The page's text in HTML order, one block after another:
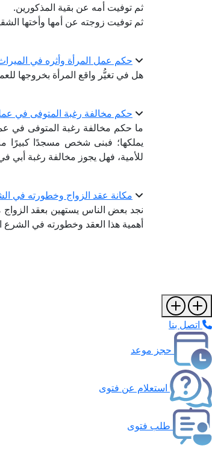
ثم توفيت أمه عن بقية المذكورين.
ثم توفيت زوجته عن أمها وأختها
حكم عمل المرأة وأثره في
هل في تغيُّر واقع المرأة بخروجها
حكم مخالفة رغبة المتوفى في
ما حكم مخالفة رغبة المتوفى في
يملكها؛ فبنى شخص مسجدًا كبيرًا
للأمية، فهل يجوز مخالفة رغبة أبي
مكانة عقد الزواج وخطورته في
نجد بعض الناس يستهين بعقد الزواج
أهمية هذا العقد وخطورته في الشرع
اتصل بنا
حجز موعد
استعلام عن فتوى
طلب فتوى